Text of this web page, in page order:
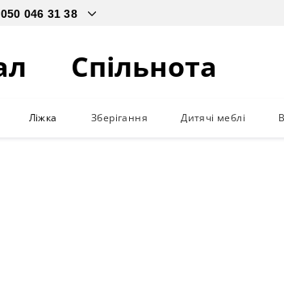
Спільнота
Ліжка Зберігання Дитячі меблі